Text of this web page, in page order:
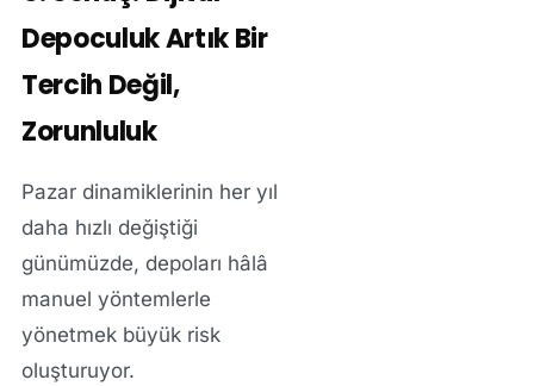
Depoculuk Artık Bir
Tercih Değil,
Zorunluluk
Pazar dinamiklerinin her yıl
daha hızlı değiştiği
günümüzde, depoları hâlâ
manuel yöntemlerle
yönetmek büyük risk
oluşturuyor.